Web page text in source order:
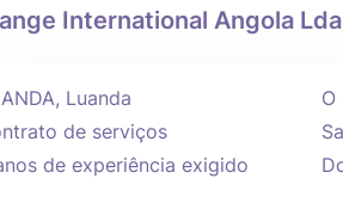
International Angola Lda
Luanda
de serviços
de experiência exigido
O